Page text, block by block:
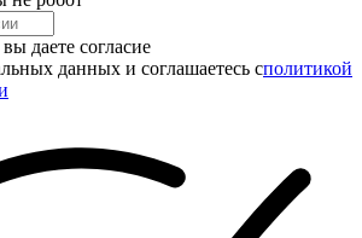
даете согласие
данных и соглашаетесь cполитикой